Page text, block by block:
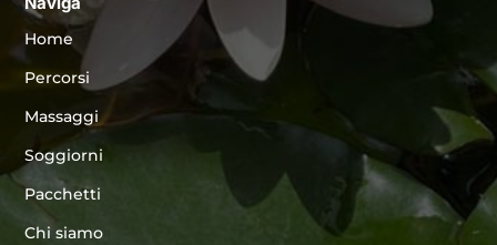
Home
Percorsi
Massaggi
Soggiorni
Pacchetti
Chi siamo